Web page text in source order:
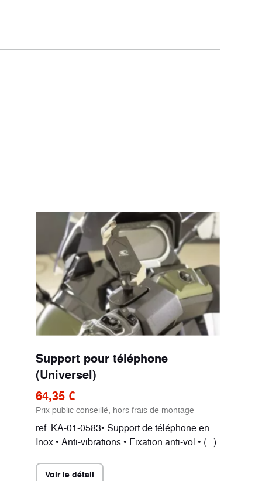
Support pour téléphone
(Universel)
64,35 €
Prix public conseillé, hors frais de montage
ref. KA-01-0583• Support de téléphone en
Inox • Anti-vibrations • Fixation anti-vol • (...)
Voir le détail